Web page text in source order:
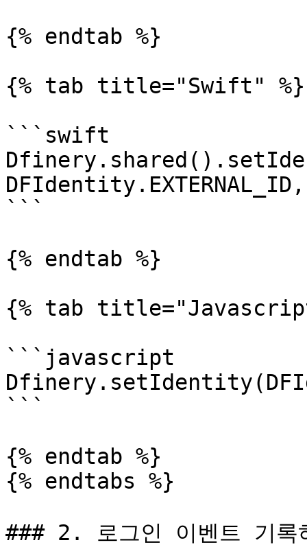
{% endtab %}
{% tab title="Swift" %}
```swift
```
{% endtab %}
{% tab
```javascript
```
{% endtab %}
{% endtabs %}
### 2. 로그인 이벤트 기록